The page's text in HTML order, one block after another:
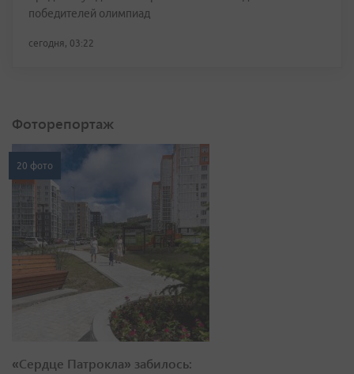
победителей олимпиад
сегодня, 03:22
Фоторепортаж
20 фото
«Сердце Патрокла» забилось: